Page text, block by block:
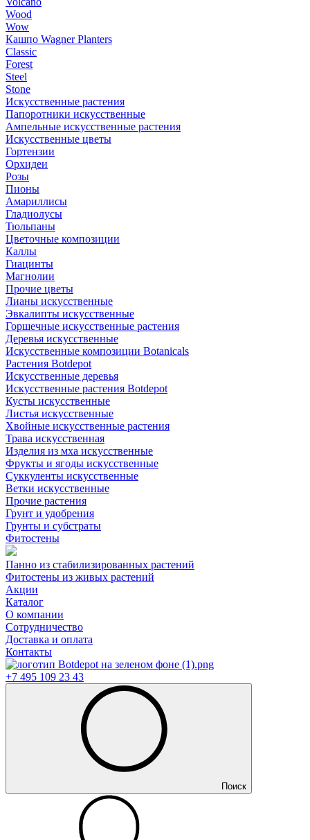
Wood
Wow
Кашпо Wagner Planters
Classic
Forest
Steel
Stone
Искусственные растения
Папоротники искусственные
Ампельные искусственные растения
Искусственные цветы
Гортензии
Орхидеи
Розы
Пионы
Амариллисы
Гладиолусы
Тюльпаны
Цветочные композиции
Каллы
Гиацинты
Магнолии
Прочие цветы
Лианы искусственные
Эвкалипты искусственные
Горшечные искусственные растения
Деревья искусственные
Искусственные композиции Botanicals
Растения Botdepot
Искусственные деревья
Искусственные растения Botdepot
Кусты искусственные
Листья искусственные
Хвойные искусственные растения
Трава искусственная
Изделия из мха искусственные
Фрукты и ягоды искусственные
Суккуленты искусственные
Ветки искусственные
Прочие растения
Грунт и удобрения
Грунты и субстраты
Фитостены
Панно из стабилизированных растений
Фитостены из живых растений
Акции
Каталог
О компании
Сотрудничество
Доставка и оплата
Контакты
+7 495 109 23 43
Поиск